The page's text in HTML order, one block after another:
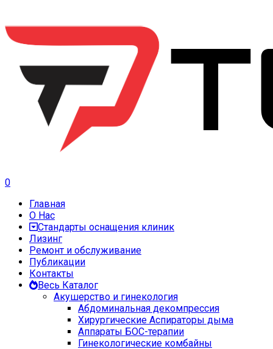
0
Главная
О Нас
Стандарты оснащения клиник
Лизинг
Ремонт и обслуживание
Публикации
Контакты
Весь Каталог
Акушерство и гинекология
Абдоминальная декомпрессия
Хирургические Аспираторы дыма
Аппараты БОС-терапии
Гинекологические комбайны